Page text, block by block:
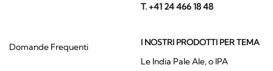
T. +41 24 466 18 48
Domande Frequenti I NOSTRI PRODOTTI PER TEMA
Le India Pale Ale, o IPA